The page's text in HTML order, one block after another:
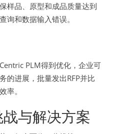
样品、原型和成品质量达到
询和数据输入错误。
PLM得到优化，企业可
的进展，批量发出RFP并比
率。
与解决方案